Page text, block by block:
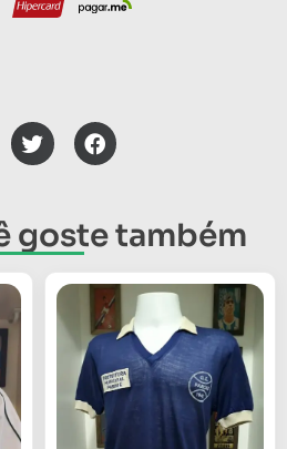
goste também